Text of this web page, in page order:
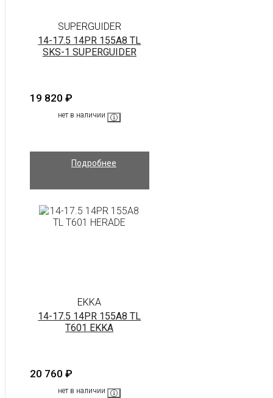
SUPERGUIDER
14-17.5 14PR 155A8 TL
SKS-1 SUPERGUIDER
19 820 ₽
нет в наличии
Подробнее
EKKA
14-17.5 14PR 155A8 TL
T601 EKKA
20 760 ₽
нет в наличии